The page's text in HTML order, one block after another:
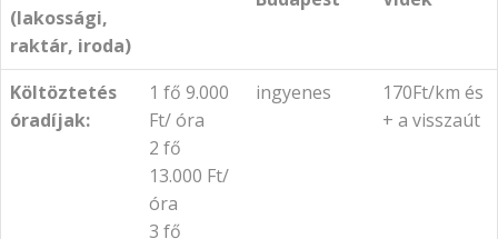
(lakossági,
raktár, iroda)
Költöztetés
óradíjak:
1 fő 9.000
Ft/ óra
2 fő
13.000 Ft/
óra
3 fő
ingyenes
170Ft/km és
+ a visszaút